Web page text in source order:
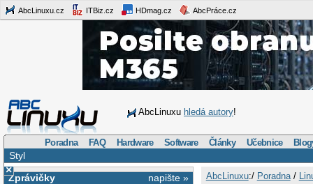
AbcLinuxu.cz ITBiz.cz HDmag.cz AbcPráce.cz
AbcLinuxu hledá autory!
Poradna FAQ Hardware Software Články Učebnice
Styl
×
napište »
Zprávičky
AbcLinuxu:/ Poradna/